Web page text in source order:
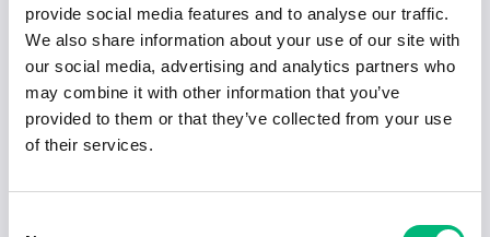
provide social media features and to analyse our traffic.
We also share information about your use of our site with
our social media, advertising and analytics partners who
may combine it with other information that you’ve
provided to them or that they’ve collected from your use
of their services.